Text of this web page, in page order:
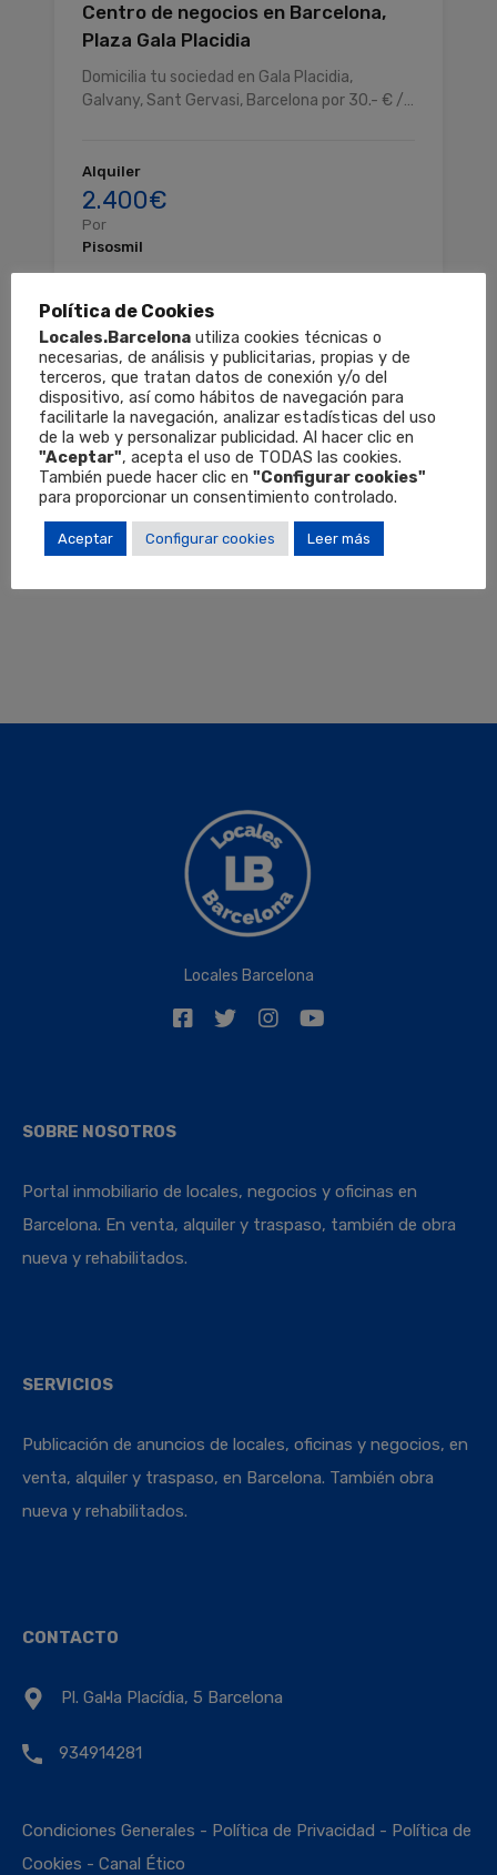
Centro de negocios en Barcelona,
Plaza Gala Placidia
Domicilia tu sociedad en Gala Placidia,
Galvany, Sant Gervasi, Barcelona por 30.- € /…
Alquiler
2.400€
Por
Pisosmil
Destacados
¡No se ha encontrado ninguna propiedad
destacada!
Locales Barcelona
SOBRE NOSOTROS
Portal inmobiliario de locales, negocios y oficinas en
Barcelona. En venta, alquiler y traspaso, también de obra
nueva y rehabilitados.
SERVICIOS
Publicación de anuncios de locales, oficinas y negocios, en
venta, alquiler y traspaso, en Barcelona. También obra
nueva y rehabilitados.
CONTACTO
Pl. Gal·la Placídia, 5 Barcelona
934914281
Condiciones Generales - Política de Privacidad - Política de
Cookies - Canal Ético
Política de Cookies
Locales.Barcelona utiliza cookies técnicas o
necesarias, de análisis y publicitarias, propias y de
terceros, que tratan datos de conexión y/o del
dispositivo, así como hábitos de navegación para
facilitarle la navegación, analizar estadísticas del uso
de la web y personalizar publicidad. Al hacer clic en
"Aceptar", acepta el uso de TODAS las cookies.
También puede hacer clic en "Configurar cookies"
para proporcionar un consentimiento controlado.
Aceptar Configurar cookies Leer más